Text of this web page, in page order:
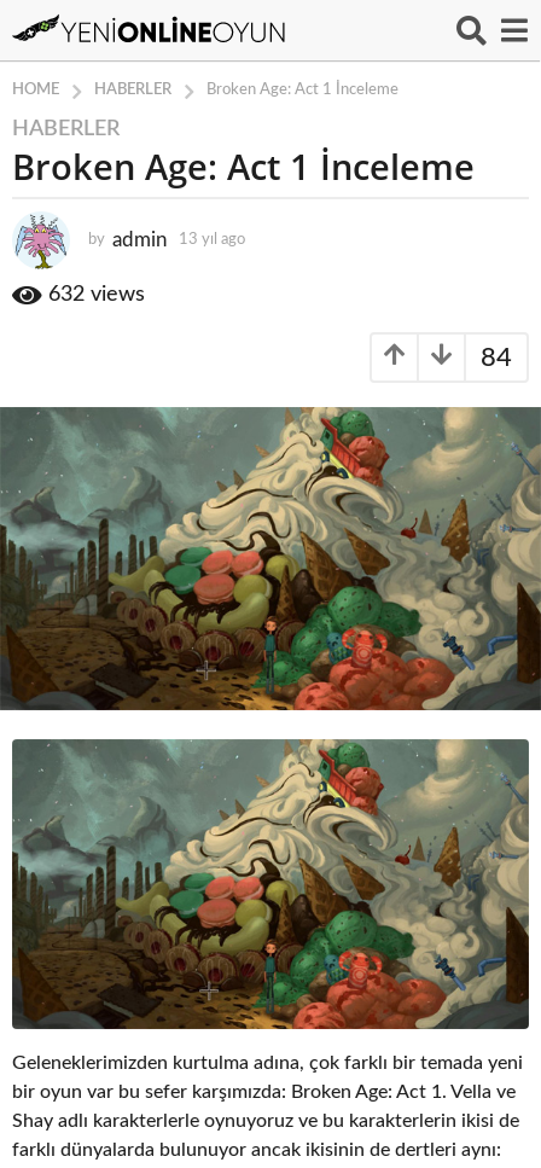
HOME HABERLER Broken Age: Act 1 İnceleme
1
3
l
g
a
g
HABERLER
Broken Age: Act 1 İnceleme
by admin 13 yıl ago
632 views
84
Geleneklerimizden kurtulma adına, çok farklı bir temada yeni
bir oyun var bu sefer karşımızda: Broken Age: Act 1. Vella ve
Shay adlı karakterlerle oynuyoruz ve bu karakterlerin ikisi de
farklı dünyalarda bulunuyor ancak ikisinin de dertleri aynı: